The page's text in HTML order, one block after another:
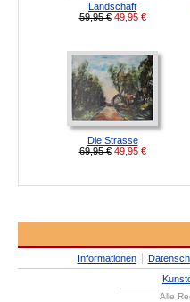
Landschaft
59,95 € 49,95 €
Die Strasse
69,95 € 49,95 €
Informationen
Alle